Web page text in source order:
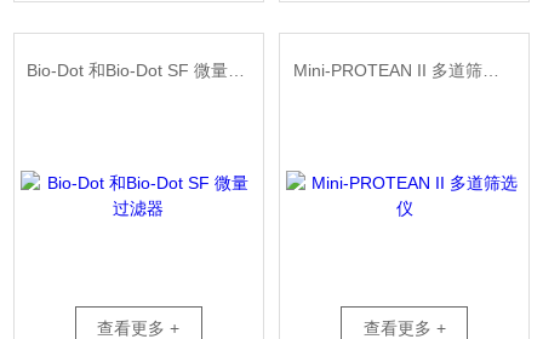
Bio-Dot 和Bio-Dot SF 微量过滤器
查看更多 +
Mini-PROTEAN II 多道筛选仪
查看更多 +